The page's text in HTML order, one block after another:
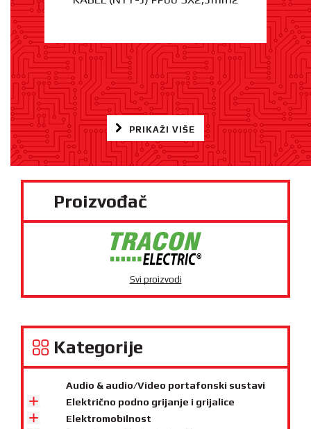
Proizvođač
Svi proizvodi
Kategorije
Audio & audio/Video portafonski sustavi
Električno podno grijanje i grijalice
Elektromobilnost
PRIKAŽI VIŠE